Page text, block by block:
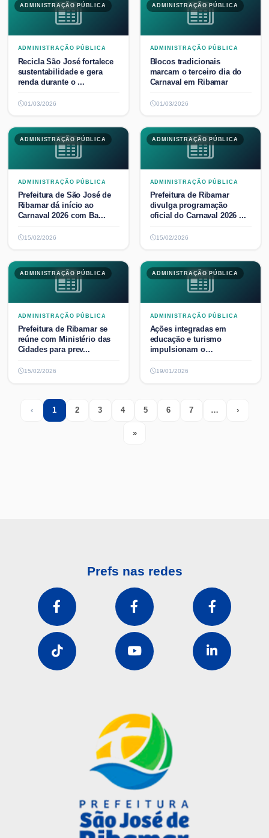
ADMINISTRAÇÃO PÚBLICA
ADMINISTRAÇÃO PÚBLICA
Recicla São José fortalece
sustentabilidade e gera
renda durante o ...
01/03/2026
ADMINISTRAÇÃO PÚBLICA
ADMINISTRAÇÃO PÚBLICA
Blocos tradicionais
marcam o terceiro dia do
Carnaval em Ribamar
01/03/2026
ADMINISTRAÇÃO PÚBLICA
ADMINISTRAÇÃO PÚBLICA
Prefeitura de São José de
Ribamar dá início ao
Carnaval 2026 com Ba...
15/02/2026
ADMINISTRAÇÃO PÚBLICA
ADMINISTRAÇÃO PÚBLICA
Prefeitura de Ribamar
divulga programação
oficial do Carnaval 2026 ...
15/02/2026
ADMINISTRAÇÃO PÚBLICA
ADMINISTRAÇÃO PÚBLICA
Prefeitura de Ribamar se
reúne com Ministério das
Cidades para prev...
15/02/2026
ADMINISTRAÇÃO PÚBLICA
ADMINISTRAÇÃO PÚBLICA
Ações integradas em
educação e turismo
impulsionam o
19/01/2026
‹Previous
1(current)
2 3 4 5 6 7 …More ›Next
»Last
Prefs nas redes